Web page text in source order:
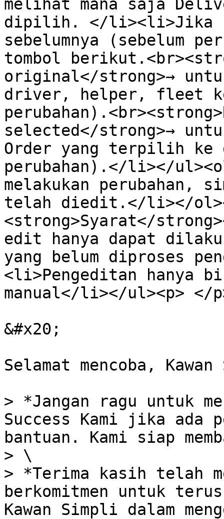
melihat mana saja
dipilih. </li><li>Jika
sebelumnya (sebelum
tombol
original</strong>→
driver, helper, fleet ke
selected</strong>→
Order yang terpilih ke
perubahan).</li></
melakukan perubahan,
telah diedit.</li></
<strong>Syarat</
edit hanya dapat
yang belum diproses
<li>Pengeditan hanya
manual</li></ul><p> </
&#x20;
Selamat mencoba,
> *Jangan ragu untuk
Success Kami jika ada
bantuan. Kami siap
> \
> *Terima kasih telah
berkomitmen untuk
Kawan Simpli dalam